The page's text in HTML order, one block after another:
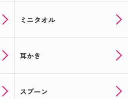
ミニタオル
耳かき
スプーン